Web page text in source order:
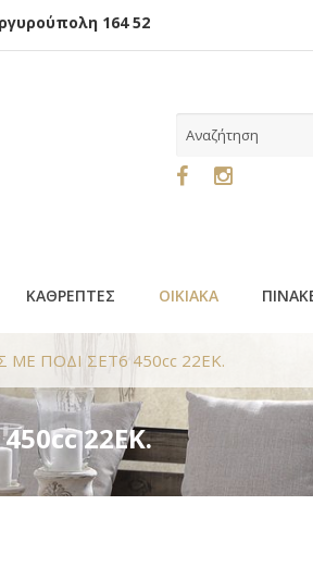
164 52
ΚΑΘΡΕΠΤΕΣ ΟΙΚΙΑΚΑ
ΜΕ ΠΟΔΙ ΣΕΤ6 450cc 22ΕΚ.
22ΕΚ.